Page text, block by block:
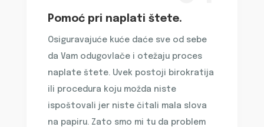
Pomoć pri naplati štete.
Osiguravajuće kuće daće sve od sebe
da Vam odugovlače i otežaju proces
naplate štete. Uvek postoji birokratija
ili procedura koju možda niste
ispoštovali jer niste čitali mala slova
na papiru. Zato smo mi tu da problem